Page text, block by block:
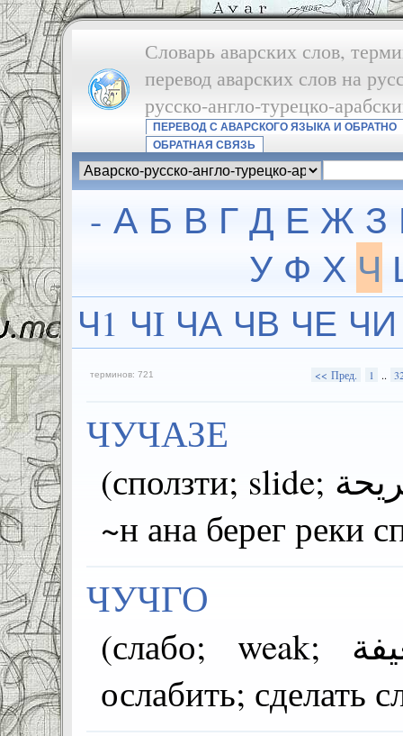
Словарь аварских слов,
перевод аварских слов на
русско-англо-турецко-
ПЕРЕВОД С АВАРСКОГО ЯЗЫКА И ОБРАТНО
ОБРАТНАЯ СВЯЗЬ
- А Б В Г Д Е Ж З
У Ф Х Ч
Ч1 ЧI ЧА ЧВ ЧЕ ЧИ
терминов: 721 << Пред. 1 ..
ЧУЧАЗЕ
(сползти; slide; الشريحة; slayt) =гIурул рагIал
~н ана берег реки
ЧУЧГО
(слабо; weak; ضعيفة; zayıf) =~ гьабизе
ослабить; сделать